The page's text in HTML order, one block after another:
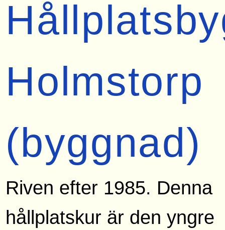
Holmstorp
(byggnad)
Riven efter 1985. Denna
hållplatskur är den yngre